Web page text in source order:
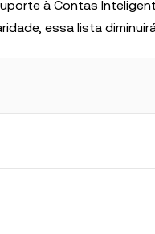
à Contas
essa lista